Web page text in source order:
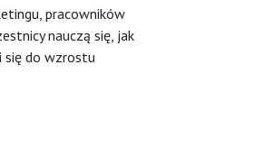
pracowników
nauczą się, jak
się do wzrostu